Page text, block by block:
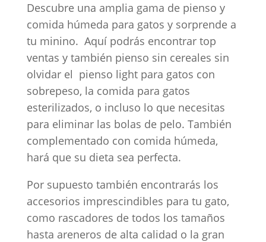
Descubre una amplia gama de pienso y
comida húmeda para gatos y sorprende a
tu minino. Aquí podrás encontrar top
ventas y también pienso sin cereales sin
olvidar el pienso light para gatos con
sobrepeso, la comida para gatos
esterilizados, o incluso lo que necesitas
para eliminar las bolas de pelo. También
complementado con comida húmeda,
hará que su dieta sea perfecta.
Por supuesto también encontrarás los
accesorios imprescindibles para tu gato,
como rascadores de todos los tamaños
hasta areneros de alta calidad o la gran